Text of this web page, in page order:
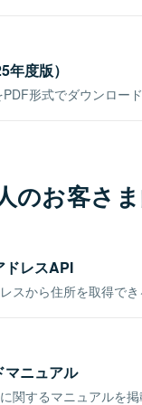
度版）
形式でダウンロード
のお客さ
ドレスAPI
スから住所を取得でき
マニュアル
関するマニュアルを掲